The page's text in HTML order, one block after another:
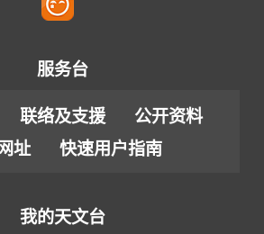
服务台
联络及支援
公开资料
址
快速用户指南
我的天文台